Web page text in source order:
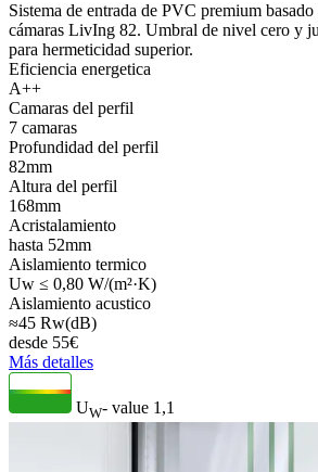
Sistema de entrada de PVC premium
cámaras LivIng 82. Umbral de nivel cero y
para hermeticidad superior.
Eficiencia energetica
A++
Camaras del perfil
7 camaras
Profundidad del perfil
82mm
Altura del perfil
168mm
Acristalamiento
hasta 52mm
Aislamiento termico
Uw ≤ 0,80 W/(m²·K)
Aislamiento acustico
≈45 Rw(dB)
desde 55€
Más detalles
UW- value 1,1